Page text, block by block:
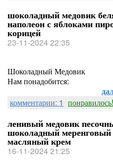
шоколадный медовик
наполеон с яблоками
корицей
23-11-2024 22:35
Шоколадный Медовик
Нам понадобится:
комментарии: 1 понравилось!
ленивый медовик
шоколадный
масляный крем
16-11-2024 21:25